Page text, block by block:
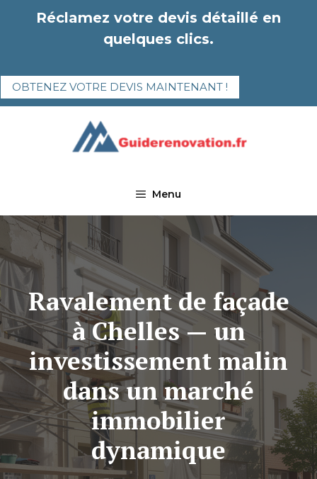
Réclamez votre devis détaillé en
quelques clics.
OBTENEZ VOTRE DEVIS MAINTENANT !
Menu
Ravalement de façade
à Chelles — un
investissement malin
dans un marché
immobilier
dynamique